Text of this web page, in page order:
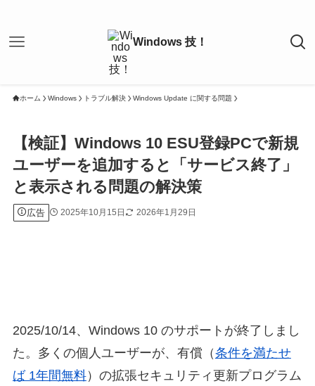
ホーム Windows トラブル解決 Windows Update に関する問題
【検証】Windows 10 ESU登録PCで新規
ユーザーを追加すると「サービス終了」
と表示される問題の解決策
広告 2025年10月15日 2026年1月29日
2025/10/14、Windows 10 のサポートが終了しまし
た。多くの個人ユーザーが、有償（条件を満たせ
ば 1年間無料）の拡張セキュリティ更新プログラム